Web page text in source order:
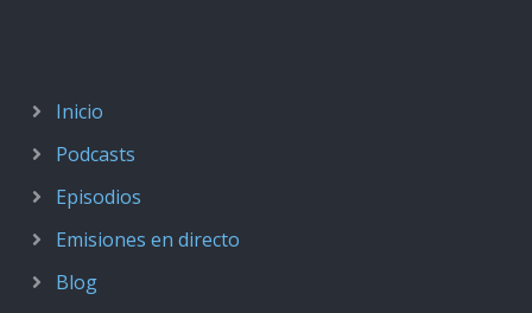
Inicio
Podcasts
Episodios
Emisiones en directo
Blog